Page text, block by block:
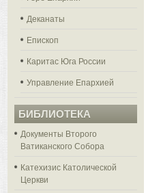
Деканаты
Епископ
Каритас Юга России
Управление Епархией
БИБЛИОТЕКА
Документы Второго
Ватиканского Собора
Катехизис Католической
Церкви